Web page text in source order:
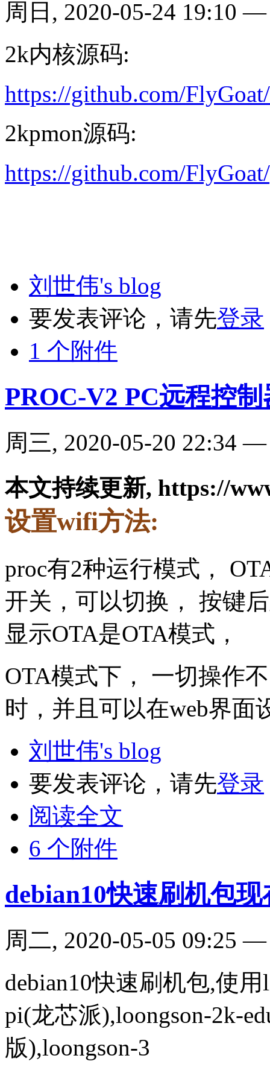
周日, 2020-05-24 19:10
2k内核源码:
https://github.com/
2kpmon源码:
https://github.com/
刘世伟's blog
要发表评论，请先登录
1 个附件
PROC-V2 PC远程控
周三, 2020-05-20 22:34
本文持续更新, https://
设置wifi方法:
proc有2种运行模式，
开关，可以切换， 按键
显示OTA是OTA模式，
OTA模式下， 一切操作
时，并且可以在web界面
刘世伟's blog
要发表评论，请先登录
阅读全文
6 个附件
debian10快速刷机包
周二, 2020-05-05 09:25
debian10快速刷机包,使
pi(龙芯派),loongson-2k-
版),loongson-3